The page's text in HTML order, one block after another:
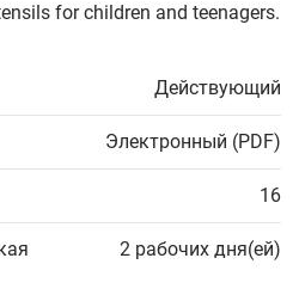
for children and teenagers.
Действующий
Электронный (PDF)
16
2 рабочих дня(ей)